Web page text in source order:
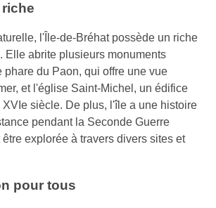
l'Île-de-Bréhat possède un riche
Elle abrite plusieurs monuments
phare du Paon, qui offre une vue
et l'église Saint-Michel, un édifice
siècle. De plus, l'île a une histoire
pendant la Seconde Guerre
explorée à travers divers sites et
pour tous